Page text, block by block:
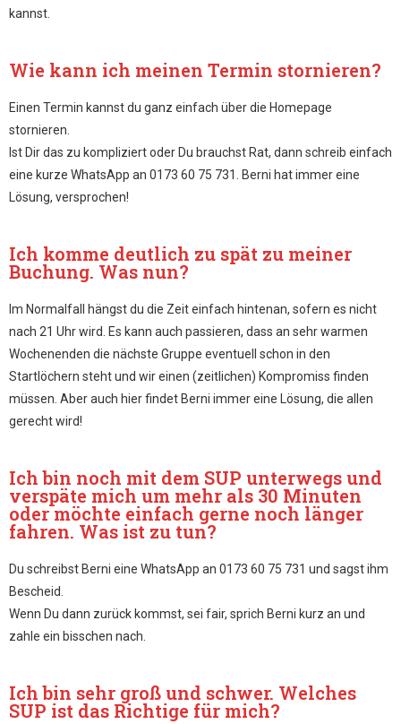
kannst.
Wie kann ich meinen Termin stornieren?
Einen Termin kannst du ganz einfach über die Homepage
stornieren.
Ist Dir das zu kompliziert oder Du brauchst Rat, dann schreib einfach
eine kurze WhatsApp an 0173 60 75 731. Berni hat immer eine
Lösung, versprochen!
Ich komme deutlich zu spät zu meiner
Buchung. Was nun?
Im Normalfall hängst du die Zeit einfach hintenan, sofern es nicht
nach 21 Uhr wird. Es kann auch passieren, dass an sehr warmen
Wochenenden die nächste Gruppe eventuell schon in den
Startlöchern steht und wir einen (zeitlichen) Kompromiss finden
müssen. Aber auch hier findet Berni immer eine Lösung, die allen
gerecht wird!
Ich bin noch mit dem SUP unterwegs und
verspäte mich um mehr als 30 Minuten
oder möchte einfach gerne noch länger
fahren. Was ist zu tun?
Du schreibst Berni eine WhatsApp an 0173 60 75 731 und sagst ihm
Bescheid.
Wenn Du dann zurück kommst, sei fair, sprich Berni kurz an und
zahle ein bisschen nach.
Ich bin sehr groß und schwer. Welches
SUP ist das Richtige für mich?